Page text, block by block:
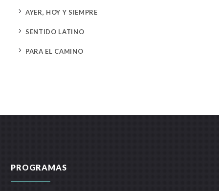
5 AYER, HOY Y SIEMPRE
5 SENTIDO LATINO
5 PARA EL CAMINO
PROGRAMAS